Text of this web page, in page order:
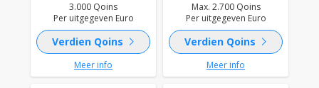
3.000 Qoins
Per uitgegeven Euro
Verdien Qoins chevron_right
Meer info
Max. 2.700 Qoins
Per uitgegeven Euro
Verdien Qoins chevron_right
Meer info